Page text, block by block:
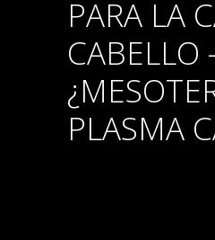
PARA LA
CABELLO
PLASMA